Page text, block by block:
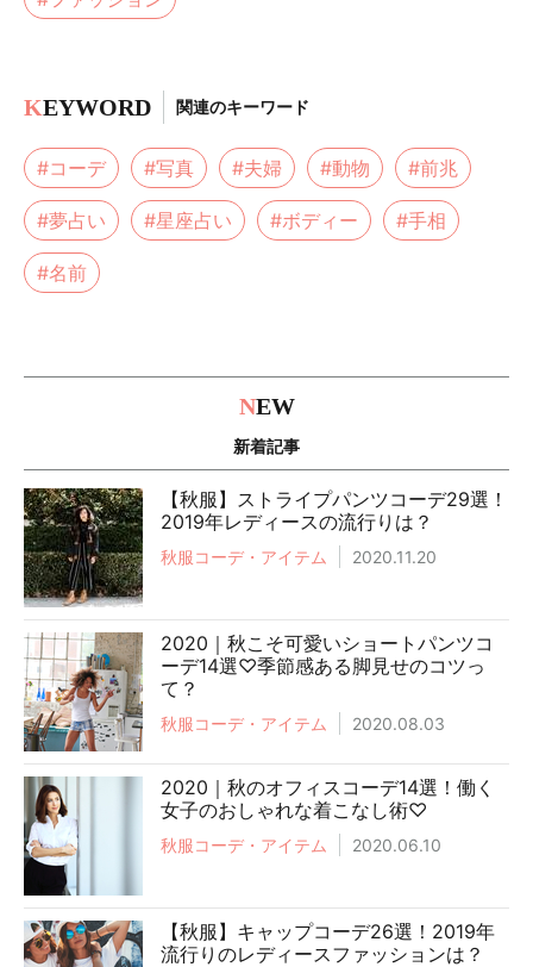
KEYWORD 関連のキーワード
#コーデ #写真 #夫婦 #動物 #前兆
#夢占い #星座占い #ボディー #手相
#名前
NEW
新着記事
【秋服】ストライプパンツコーデ29選！
2019年レディースの流行りは？
秋服コーデ・アイテム 2020.11.20
2020｜秋こそ可愛いショートパンツコ
ーデ14選♡季節感ある脚見せのコツっ
て？
秋服コーデ・アイテム 2020.08.03
2020｜秋のオフィスコーデ14選！働く
女子のおしゃれな着こなし術♡
秋服コーデ・アイテム 2020.06.10
【秋服】キャップコーデ26選！2019年
流行りのレディースファッションは？